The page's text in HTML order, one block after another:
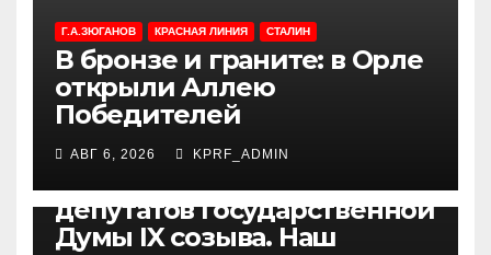
Г.А.ЗЮГАНОВ КРАСНАЯ ЛИНИЯ СТАЛИН
В бронзе и граните: в Орле
открыли Аллею
Победителей
АВГ 6, 2026 KPRF_ADMIN
Геннадий Зюганов:
Товарищи! Друзья! Сегодня
в Центральной
избирательной комиссии
состоялась жеребьёвка по
размещению партий в
депутатов Государственной
Думы IX созыва. Наш